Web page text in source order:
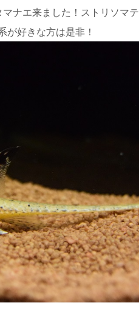
ナエ来ました！ストリソマ
が好きな方は是非！